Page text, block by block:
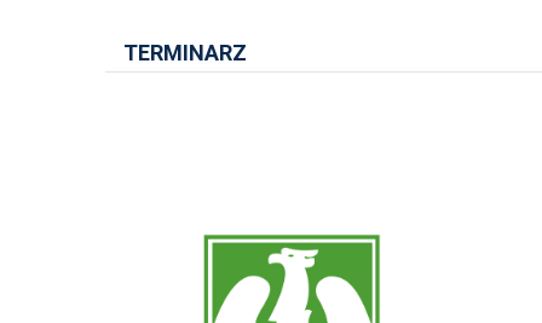
TERMINARZ